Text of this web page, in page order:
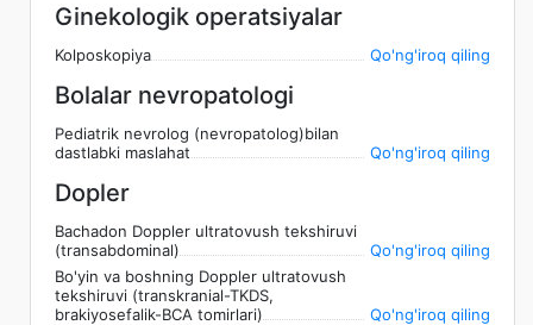
Ginekologik operatsiyalar
Kolposkopiya Qo'ng'iroq qiling
Bolalar nevropatologi
Pediatrik nevrolog (nevropatolog)bilan
dastlabki maslahat
Qo'ng'iroq qiling
Dopler
Bachadon Doppler ultratovush tekshiruvi
(transabdominal)
Qo'ng'iroq qiling
Bo'yin va boshning Doppler ultratovush
tekshiruvi (transkranial-TKDS,
brakiyosefalik-BCA tomirlari)
Qo'ng'iroq qiling